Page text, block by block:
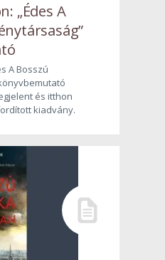
„Édes A
A Bosszú
és itthon
kiadvány.